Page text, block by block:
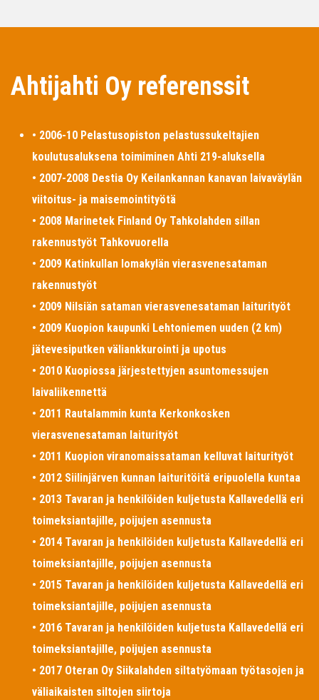
Ahtijahti Oy referenssit
• 2006-10 Pelastusopiston pelastussukeltajien
koulutusaluksena toimiminen Ahti 219-aluksella
• 2007-2008 Destia Oy Keilankannan kanavan laivaväylän
viitoitus- ja maisemointityötä
• 2008 Marinetek Finland Oy Tahkolahden sillan
rakennustyöt Tahkovuorella
• 2009 Katinkullan lomakylän vierasvenesataman
rakennustyöt
• 2009 Nilsiän sataman vierasvenesataman laiturityöt
• 2009 Kuopion kaupunki Lehtoniemen uuden (2 km)
jätevesiputken väliankkurointi ja upotus
• 2010 Kuopiossa järjestettyjen asuntomessujen
laivaliikennettä
• 2011 Rautalammin kunta Kerkonkosken
vierasvenesataman laiturityöt
• 2011 Kuopion viranomaissataman kelluvat laiturityöt
• 2012 Siilinjärven kunnan laituritöitä eripuolella kuntaa
• 2013 Tavaran ja henkilöiden kuljetusta Kallavedellä eri
toimeksiantajille, poijujen asennusta
• 2014 Tavaran ja henkilöiden kuljetusta Kallavedellä eri
toimeksiantajille, poijujen asennusta
• 2015 Tavaran ja henkilöiden kuljetusta Kallavedellä eri
toimeksiantajille, poijujen asennusta
• 2016 Tavaran ja henkilöiden kuljetusta Kallavedellä eri
toimeksiantajille, poijujen asennusta
• 2017 Oteran Oy Siikalahden siltatyömaan työtasojen ja
väliaikaisten siltojen siirtoja